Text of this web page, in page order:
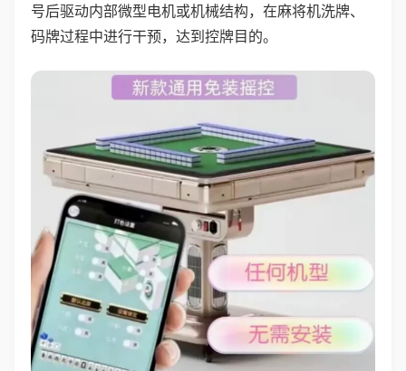
号后驱动内部微型电机或机械结构，在麻将机洗牌、
码牌过程中进行干预，达到控牌目的。